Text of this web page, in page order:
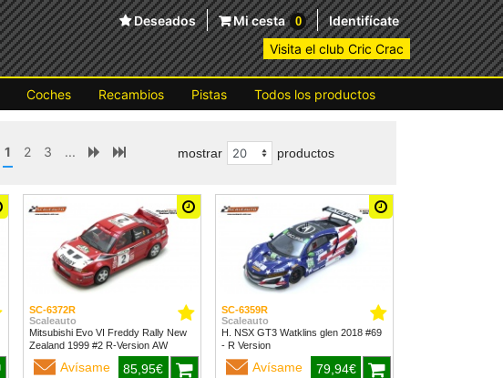
Deseados Mi cesta 0
Identifícate
Visita el club Cric Crac
Coches Recambios Pistas Todos los productos
1 2 3 ... mostrar productos
SC-6372R
Scaleauto
Mitsubishi Evo VI Freddy Rally New
Zealand 1999 #2 R-Version AW
Avísame 85,95€
SC-6359R
Scaleauto
H. NSX GT3 Watklins glen 2018 #69
- R Version
Avísame 79,94€